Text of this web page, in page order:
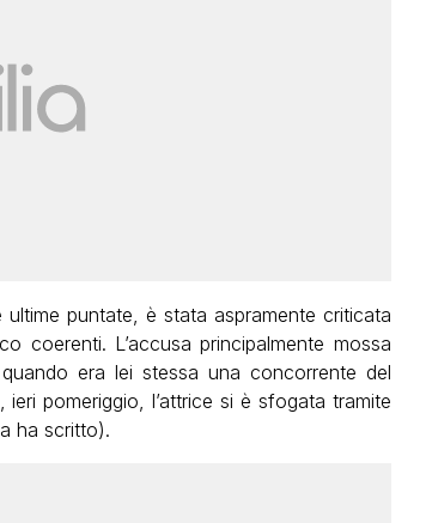
ultime puntate, è stata aspramente criticata
coerenti. L’accusa principalmente mossa
era lei stessa una concorrente del
pomeriggio, l’attrice si è sfogata tramite
ha scritto).